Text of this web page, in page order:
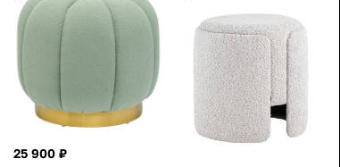
25 900 ₽